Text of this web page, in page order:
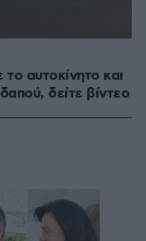
αυτοκίνητο και
δείτε βίντεο